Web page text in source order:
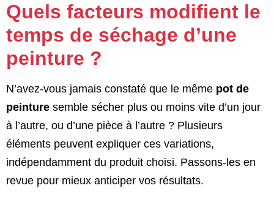
Quels facteurs modifient le
temps de séchage d’une
peinture ?
N’avez-vous jamais constaté que le même pot de
peinture semble sécher plus ou moins vite d’un jour
à l’autre, ou d’une pièce à l’autre ? Plusieurs
éléments peuvent expliquer ces variations,
indépendamment du produit choisi. Passons-les en
revue pour mieux anticiper vos résultats.